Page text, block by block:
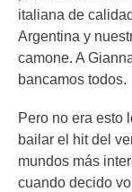
italiana de
Argentina y
camone. A
bancamos todos.
Pero no era esto
bailar el hit del
mundos más
cuando decido